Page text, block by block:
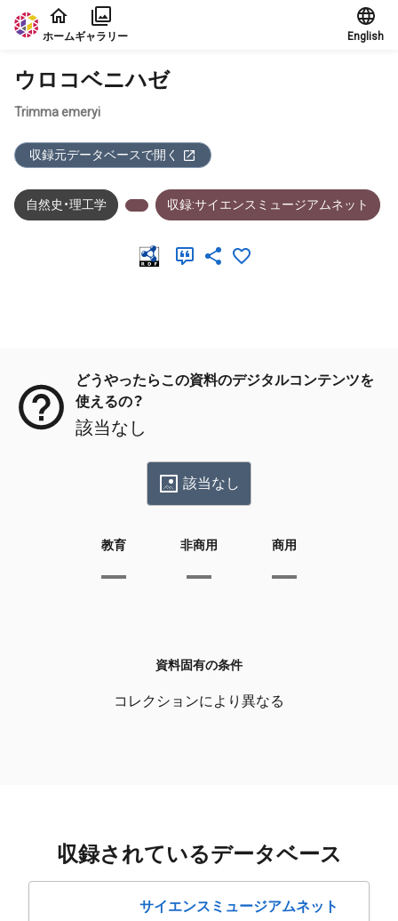
本文に飛ぶ
ホームギャラリー English
ウロコベニハゼ
Trimma emeryi
収録元データベースで開く
自然史・理工学 収録:サイエンスミュージアムネット
どうやったらこの資料のデジタルコンテンツを
使えるの？
該当なし
該当なし
教育 非商用 商用
資料固有の条件
コレクションにより異なる
収録されているデータベース
サイエンスミュージアムネット